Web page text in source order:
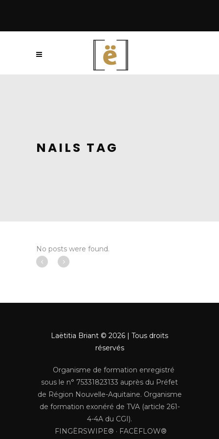
NAILS TAG
No posts were found.
Laëtitia Briant © 2026 | Tous droits
réservés
Organisme de formation enregistré
sous le n° 75331823133 auprès du Préfet
de Région Nouvelle-Aquitaine. Organisme
de formation exonéré de TVA (article 261-
4-4A du CGI).
FINGËRSWIPE® · FACËFLOW®